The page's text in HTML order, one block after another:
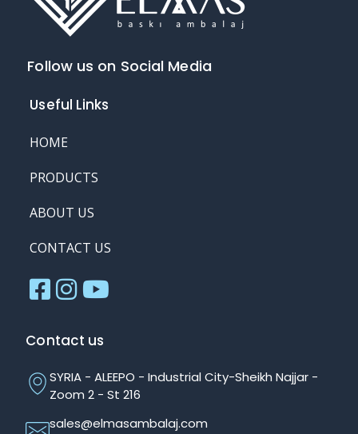
Follow us on Social Media
Useful Links
HOME
PRODUCTS
ABOUT US
CONTACT US
Contact us
SYRIA - ALEEPO - Industrial City-Sheikh Najjar -
Zoom 2 - St 216
sales@elmasambalaj.com